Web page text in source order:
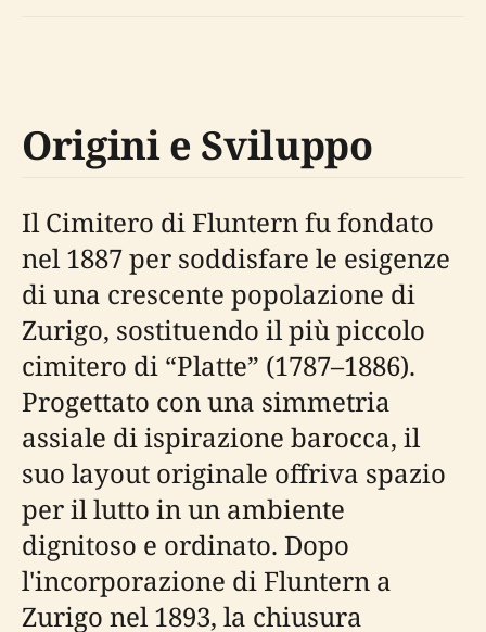
Origini e Sviluppo
Il Cimitero di Fluntern fu fondato
nel 1887 per soddisfare le esigenze
di una crescente popolazione di
Zurigo, sostituendo il più piccolo
cimitero di “Platte” (1787–1886).
Progettato con una simmetria
assiale di ispirazione barocca, il
suo layout originale offriva spazio
per il lutto in un ambiente
dignitoso e ordinato. Dopo
l'incorporazione di Fluntern a
Zurigo nel 1893, la chiusura